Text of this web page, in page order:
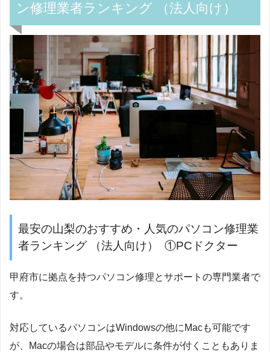
ン修理業者ランキング （法人向け）
最安の山梨のおすすめ・人気のパソコン修理業
者ランキング （法人向け） ①PCドクター
甲府市に拠点を持つパソコン修理とサポートの専門業者で
す。
対応しているパソコンはWindowsの他にMacも可能です
が、Macの場合は部品やモデルに条件が付くこともありま